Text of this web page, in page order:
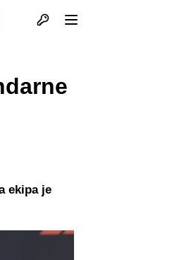
Otvori profil
ekipa je